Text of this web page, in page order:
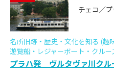
チェコ／
名所旧跡・歴史・文化を知る (趣
遊覧船・レジャーボート・クル
プラハ発 ヴルタヴァ川クル